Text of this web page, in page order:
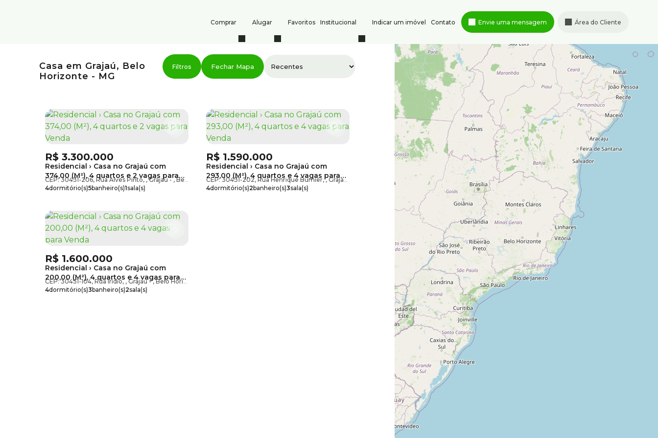
Área do Cliente
Envie uma mensagem
Contato
Indicar um imóvel
Institucional
Favoritos
Alugar
Comprar
Fechar Mapa
Casa em Grajaú, Belo
Horizonte - MG
Residencial › Casa no Grajaú com
374,00 (M²), 4 quartos e 2 vagas para
Venda
R$ 3.300.000
CEP: 30431-206, Rua Alves Pinto ,Grajaú ,Belo Horizonte ,Minas Gerais,Brasil
4dormitório(s)5banheiro(s)1sala(s)
Residencial › Casa no Grajaú com
293,00 (M²), 4 quartos e 4 vagas para
Venda
R$ 1.590.000
CEP: 30431-202, Rua Henrique Burnier ,Grajaú Belo Horizonte Minas Gerais, Brasil
4dormitório(s)2banheiro(s)3sala(s)
Residencial › Casa no Grajaú com
200,00 (M²), 4 quartos e 4 vagas para
Venda
R$ 1.600.000
CEP: 30431-104,Rua Irídio ,Grajaú ,Belo Horizonte
4dormitório(s)3banheiro(s)2sala(s)
Área do cliente
Sobre nós
Comprar
Alugar
(31) 95347-
atendimento@silvioximenes.com.br
CRECI: PJ 6532
Rua Albita, 131, 4º andar,
Cruzeiro, Belo Horizonte, MG
Horário de atendimento
Segunda à sexta-feira de 8h às
18h
Sábado de 9h às 13h